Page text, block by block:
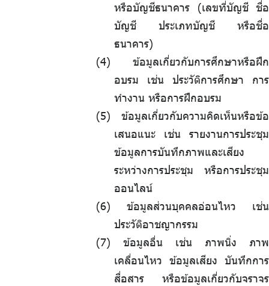
หรือบัญชีธนาคาร (เลขที่บัญชี ชื่อ
บัญชี ประเภทบัญชี หรือชื่อ
ธนาคาร)
ข้อมูลเกี่ยวกับการศึกษาหรือฝึก
อบรม เช่น ประวัติการศึกษา การ
ทำงาน หรือการฝึกอบรม
ข้อมูลเกี่ยวกับความคิดเห็นหรือข้อ
เสนอแนะ เช่น รายงานการประชุม
ข้อมูลการบันทึกภาพและเสียง
ระหว่างการประชุม หรือการประชุม
ออนไลน์
ข้อมูลส่วนบุคคลอ่อนไหว เช่น
ประวัติอาชญากรรม
ข้อมูลอื่น เช่น ภาพนิ่ง ภาพ
เคลื่อนไหว ข้อมูลเสียง บันทึกการ
สื่อสาร หรือข้อมูลเกี่ยวกับจราจร